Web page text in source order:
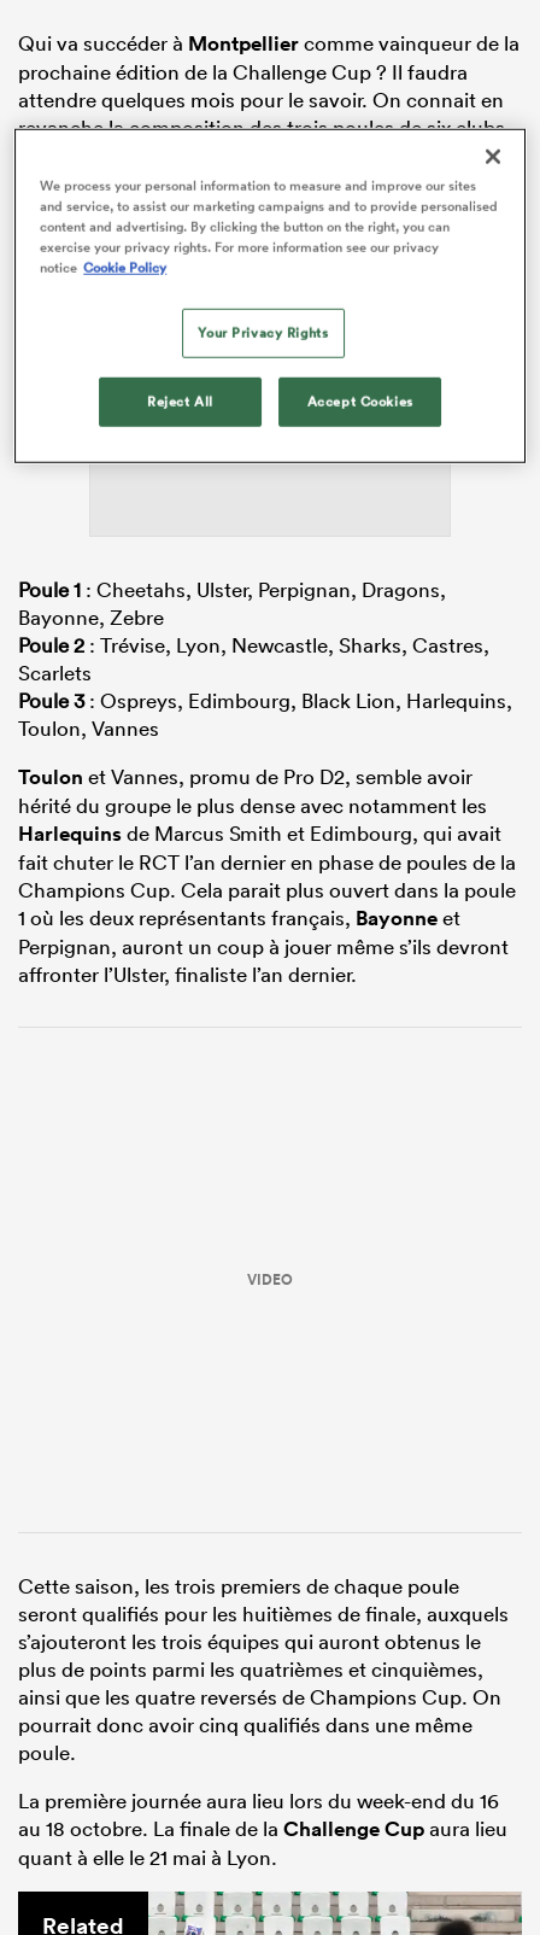
Qui va succéder à Montpelliercomme vainqueur de la
prochaine édition de la Challenge Cup ? Il faudra
attendre quelques mois pour le savoir. On connait en
revanche la composition des trois poules de six clubs
chacune, qui ont été tirées au sort mercredi dans les
locaux de l’EPCR.
ADVERTISEMENT
Poule 1 : Cheetahs, Ulster, Perpignan, Dragons,
Bayonne, Zebre
Poule 2 : Trévise, Lyon, Newcastle, Sharks, Castres,
Scarlets
Poule 3: Ospreys, Edimbourg, Black Lion, Harlequins,
Toulon, Vannes
Toulon et Vannes, promu de Pro D2, semble avoir
hérité du groupe le plus dense avec notamment les
Harlequinsde Marcus Smith et Edimbourg, qui avait
fait chuter le RCT l’an dernier en phase de poules de la
Champions Cup. Cela parait plus ouvert dans la poule
1 où les deux représentants français, Bayonneet
Perpignan, auront un coup à jouer même s’ils devront
affronter l’Ulster, finaliste l’an dernier.
VIDEO
Cette saison, les trois premiers de chaque poule
seront qualifiés pour les huitièmes de finale, auxquels
s’ajouteront les trois équipes qui auront obtenus le
plus de points parmi les quatrièmes et cinquièmes,
ainsi que les quatre reversés de Champions Cup. On
pourrait donc avoir cinq qualifiés dans une même
poule.
La première journée aura lieu lors du week-end du 16
au 18 octobre. La finale de la Challenge Cupaura lieu
quant à elle le 21 mai à Lyon.
Related
We process your personal information to measure and improve our sites
and service, to assist our marketing campaigns and to provide personalised
content and advertising. By clicking the button on the right, you can
exercise your privacy rights. For more information see our privacy
notice Cookie Policy
Your Privacy Rights
Reject All Accept Cookies